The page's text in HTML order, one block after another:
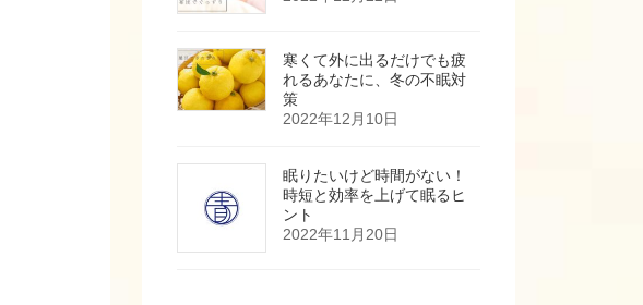
寒くて外に出るだけでも疲
れるあなたに、冬の不眠対
策
2022年12月10日
眠りたいけど時間がない！
時短と効率を上げて眠るヒ
ント
2022年11月20日